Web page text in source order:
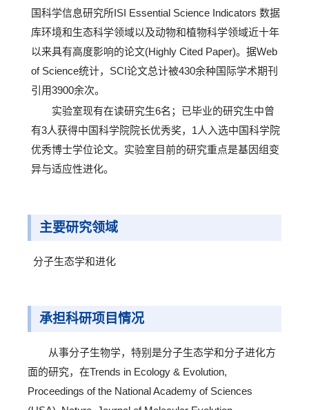
国科学信息研究所ISI Essential Science Indicators 数据
库环境和生态科学领域以及动物和植物科学领域近十年
以来具有高度影响的论文(Highly Cited Paper)。据Web
of Science统计，SCI论文总计被430余种国际学术期刊
引用3900余次。
实验室现有在读研究生6名；已毕业的研究生中曾
有3人获得中国科学院院长优秀奖，1人入选中国科学院
优秀博士学位论文。实验室目前的研究重点是基因组变
异与适应性进化。
主要研究领域
分子生态学和进化
承担科研项目情况
从事分子生物学，特别是分子生态学和分子进化方
面的研究，在Trends in Ecology & Evolution,
Proceedings of the National Academy of Sciences